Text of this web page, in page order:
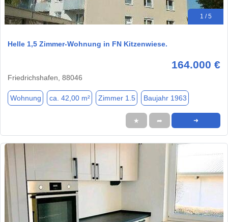
1 / 5
Helle 1,5 Zimmer-Wohnung in FN Kitzenwiese.
164.000 €
Friedrichshafen, 88046
Wohnung ca. 42,00 m² Zimmer 1.5 Baujahr 1963
★ ➦ ➜